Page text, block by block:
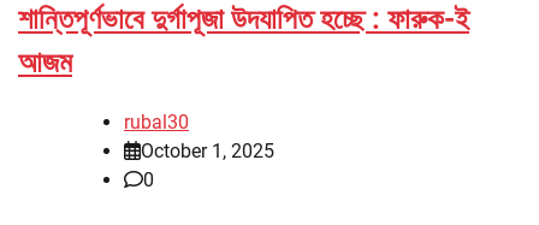
শান্তিপূর্ণভাবে দুর্গাপূজা উদযাপিত হচ্ছে : ফারুক-ই
আজম
rubal30
October 1, 2025
0